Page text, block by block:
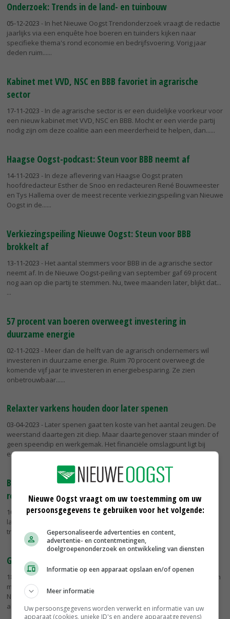
Onderzoek: Trends in de land- en tuinbouw
05-12-2023 - In het Nieuwe Oogst Trendonderzoek vraagt de redactie
jaarlijks via een enquête hoe boeren en tuinders kijken naar
specifieke thema's rond economie en bedrijfsvoering. Vorig jaar
deden ruim...
Kabinet met VVD, NSC en BBB favoriet in agrarische
sector
17-11-2023 - In de agrarische sector is er een duidelijke voorkeur voor
een nieuw kabinet met VVD, NSC en BBB. Mocht er een vierde partij
nodig zijn om deze coalitie aan een meerderheid te helpen, dan...
Haagse Oogst-podcast: Steun voor BBB neemt af
14-11-2023 - In deze aflevering van Haagse Oogst praten
hoofdredacteur Esther de Snoo en redacteuren René Bouwmeester
en Tys Hallema over de meest recente verkiezingspeiling van Nieuwe
Oogst in de...
Verkiezingspeiling Nieuwe Oogst: Steun voor BBB
brokkelt af
13-11-2023 - Het aantal stemmers voor BBB in de agrarische sector
neemt af. In de Nieuwe Oogst-peiling van september gaf 69 procent
nog aan op die partij te stemmen. Nu, twee maanden later, blijkt dat...
57 procent van boeren overweegt investering in
duurzame energie
02-11-2023 - Meer dan de helft van de agrarisch ondernemers wil
investeren in duurzame energie. Ruim 70 procent overweegt de
komende vijf jaar te investeren in energiebesparing. Ze zien
onbetrouwbaar...
Relaxter varkens houden door later spenen
03-04-2023 - Later spenen gaat ten koste van het aantal zeugen. De
weerstand daartegen zit diep. Maar daartegenover staan minder of
geen speendip en werkgemak. Het financiële omslagpunt ligt bij
een...
Boeren en tuinders rekenen keihard af met
regeringspartijen
10-03-2023- Boeren en tuinders rekenen de coalitiepartijen in de
landelijke politiek keihard af op het gevoerde beleid. Het CDA lijkt de
traditioneel grote boerenachterban kwijt te zijn. Ook VVD krijgt...
Gros akkerbouwers ziet geen ruimte voor extensivering
18-02-2023
- 74 procent van de Nederlandse akkerbouwers ziet geen
mogelijkheden om het bouwplan te verruimen. Dat blijkt uit het
Nieuwe Oogst bouwplanonderzoek waaraan bijna vierhonderd
akkerbouwers...
Nieuwe Oogst vraagt om uw toestemming om uw
persoonsgegevens te gebruiken voor het volgende:
Gepersonaliseerde advertenties en content,
advertentie- en contentmetingen,
doelgroepenonderzoek en ontwikkeling van diensten
Informatie op een apparaat opslaan en/of openen
Meer informatie
Uw persoonsgegevens worden verwerkt en informatie van uw
apparaat (cookies, unieke ID's en andere apparaatgegevens)